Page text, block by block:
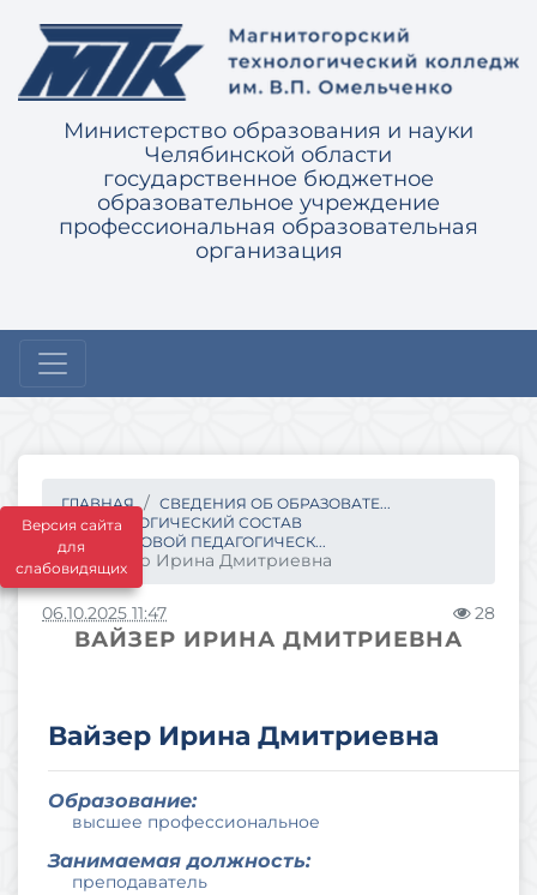
Версия сайта
для
слабовидящих
Министерство образования и науки
Челябинской области
государственное бюджетное
образовательное учреждение
профессиональная образовательная
организация
ГЛАВНАЯ
СВЕДЕНИЯ ОБ ОБРАЗОВАТЕ...
ПЕДАГОГИЧЕСКИЙ СОСТАВ
ПЕРЕДОВОЙ ПЕДАГОГИЧЕСК...
Вайзер Ирина Дмитриевна
06.10.2025 11:47 28
ВАЙЗЕР ИРИНА ДМИТРИЕВНА
Вайзер Ирина Дмитриевна
Образование:
высшее профессиональное
Занимаемая должность:
преподаватель